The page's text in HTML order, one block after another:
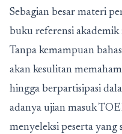
Sebagian besar materi
buku referensi akademik
Tanpa kemampuan
akan kesulitan
hingga berpartisipasi
adanya ujian masuk
menyeleksi peserta yang